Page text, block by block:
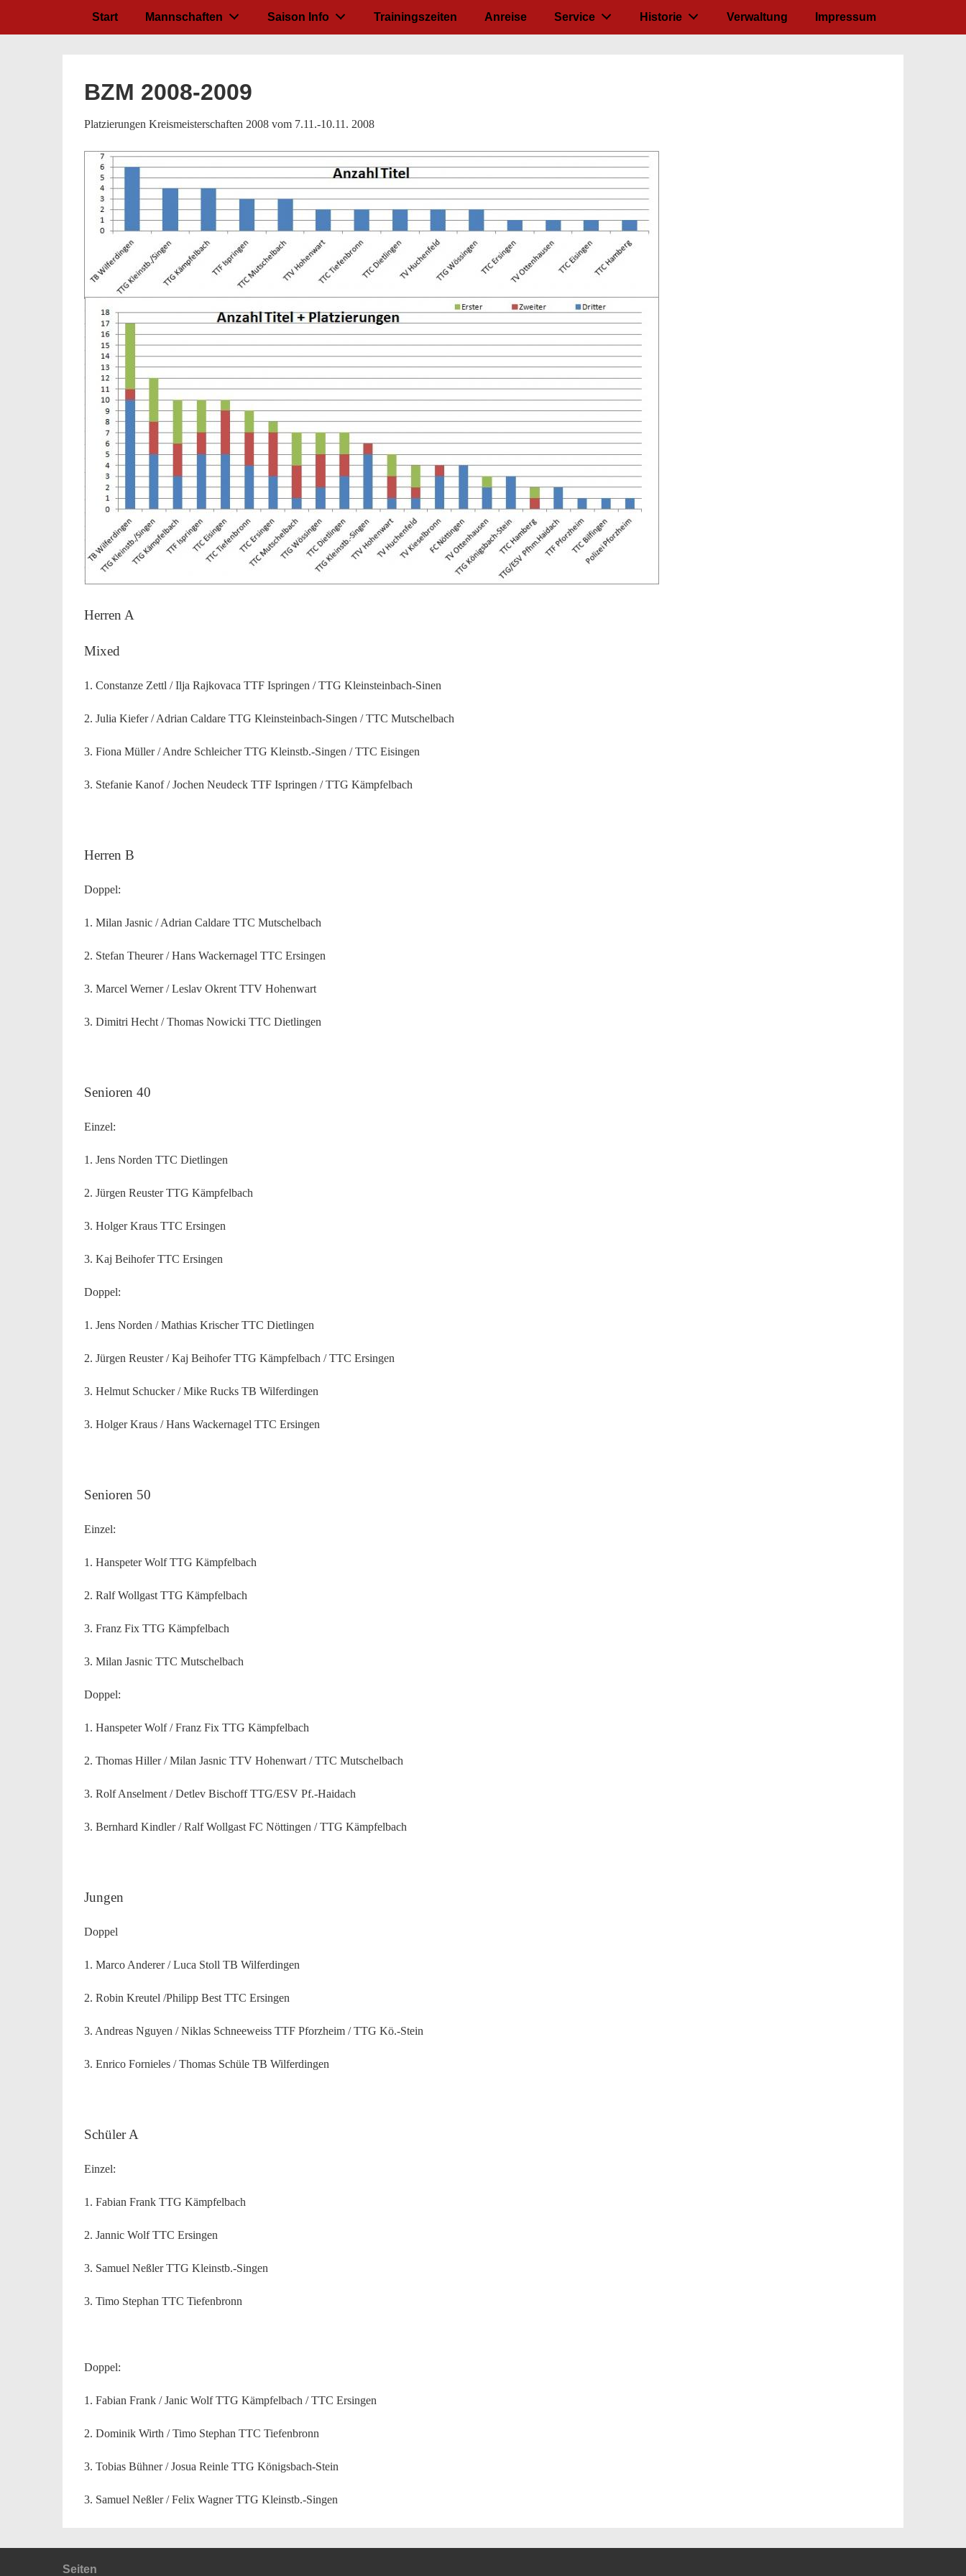
Hauptnavigation
Start Mannschaften Saison Info Trainingszeiten Anreise Service Historie Verwaltung Impressum
BZM 2008-2009
Platzierungen Kreismeisterschaften 2008 vom 7.11.-10.11. 2008
Herren A
Mixed
1. Constanze Zettl / Ilja Rajkovaca TTF Ispringen / TTG Kleinsteinbach-Sinen
2. Julia Kiefer / Adrian Caldare TTG Kleinsteinbach-Singen / TTC Mutschelbach
3. Fiona Müller / Andre Schleicher TTG Kleinstb.-Singen / TTC Eisingen
3. Stefanie Kanof / Jochen Neudeck TTF Ispringen / TTG Kämpfelbach
Herren B
Doppel:
1. Milan Jasnic / Adrian Caldare TTC Mutschelbach
2. Stefan Theurer / Hans Wackernagel TTC Ersingen
3. Marcel Werner / Leslav Okrent TTV Hohenwart
3. Dimitri Hecht / Thomas Nowicki TTC Dietlingen
Senioren 40
Einzel:
1. Jens Norden TTC Dietlingen
2. Jürgen Reuster TTG Kämpfelbach
3. Holger Kraus TTC Ersingen
3. Kaj Beihofer TTC Ersingen
Doppel:
1. Jens Norden / Mathias Krischer TTC Dietlingen
2. Jürgen Reuster / Kaj Beihofer TTG Kämpfelbach / TTC Ersingen
3. Helmut Schucker / Mike Rucks TB Wilferdingen
3. Holger Kraus / Hans Wackernagel TTC Ersingen
Senioren 50
Einzel:
1. Hanspeter Wolf TTG Kämpfelbach
2. Ralf Wollgast TTG Kämpfelbach
3. Franz Fix TTG Kämpfelbach
3. Milan Jasnic TTC Mutschelbach
Doppel:
1. Hanspeter Wolf / Franz Fix TTG Kämpfelbach
2. Thomas Hiller / Milan Jasnic TTV Hohenwart / TTC Mutschelbach
3. Rolf Anselment / Detlev Bischoff TTG/ESV Pf.-Haidach
3. Bernhard Kindler / Ralf Wollgast FC Nöttingen / TTG Kämpfelbach
Jungen
Doppel
1. Marco Anderer / Luca Stoll TB Wilferdingen
2. Robin Kreutel /Philipp Best TTC Ersingen
3. Andreas Nguyen / Niklas Schneeweiss TTF Pforzheim / TTG Kö.-Stein
3. Enrico Fornieles / Thomas Schüle TB Wilferdingen
Schüler A
Einzel:
1. Fabian Frank TTG Kämpfelbach
2. Jannic Wolf TTC Ersingen
3. Samuel Neßler TTG Kleinstb.-Singen
3. Timo Stephan TTC Tiefenbronn
Doppel:
1. Fabian Frank / Janic Wolf TTG Kämpfelbach / TTC Ersingen
2. Dominik Wirth / Timo Stephan TTC Tiefenbronn
3. Tobias Bühner / Josua Reinle TTG Königsbach-Stein
3. Samuel Neßler / Felix Wagner TTG Kleinstb.-Singen
Seiten